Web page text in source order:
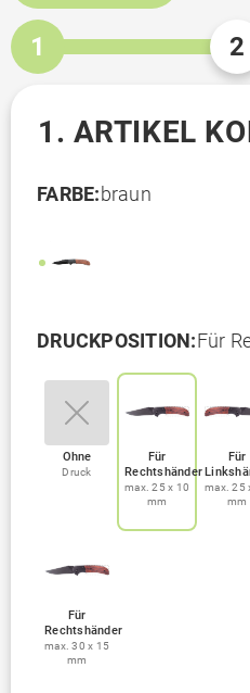
1 2
1. ARTIKEL
FARBE:braun
DRUCKPOSITION:Für
Ohne
Druck
Für
Rechtshänder
max. 25 x 10
mm
Für
max. 25
mm
Für
Rechtshänder
max. 30 x 15
mm